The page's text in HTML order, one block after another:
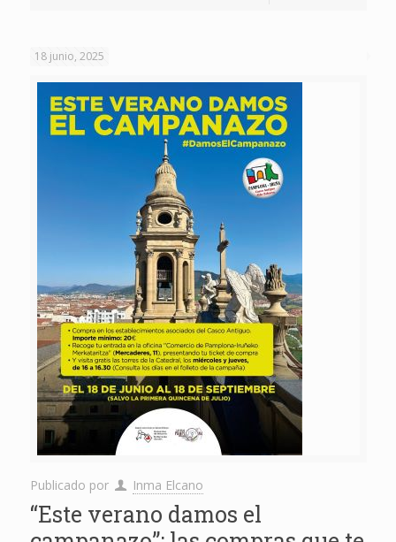
18 junio, 2025
Publicado por Inma Elcano
“Este verano damos el